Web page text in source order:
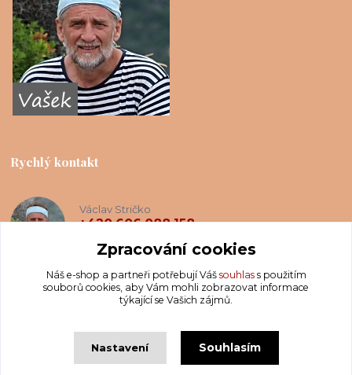
Rychlý kontakt
Václav Stričko
+420 606 088 158
info@krakatis.cz
Zpracování cookies
Náš e-shop a partneři potřebují Váš souhlass použitím
souborů cookies, aby Vám mohli zobrazovat informace
týkající se Vašich zájmů.
Nastavení Souhlasím